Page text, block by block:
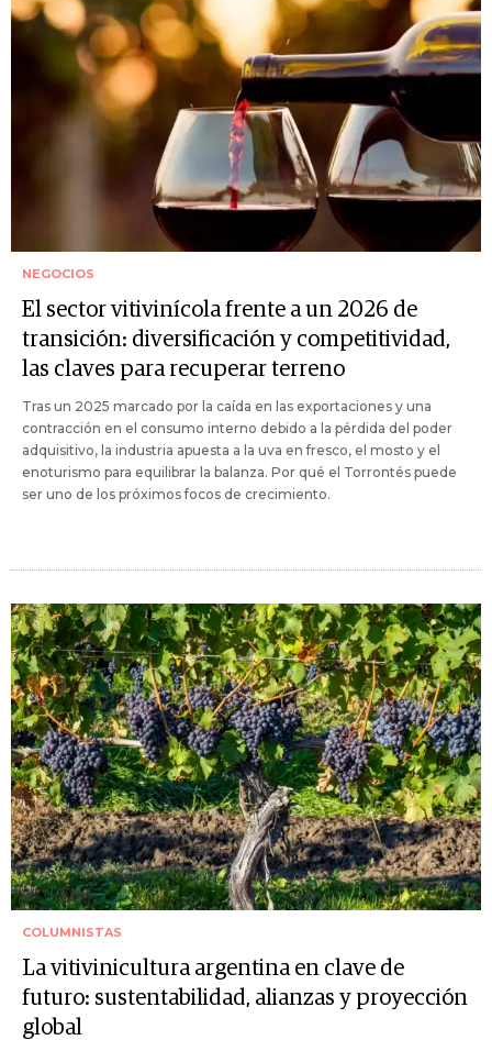
NEGOCIOS
El sector vitivinícola frente a un 2026 de
transición: diversificación y competitividad,
las claves para recuperar terreno
Tras un 2025 marcado por la caída en las exportaciones y una
contracción en el consumo interno debido a la pérdida del poder
adquisitivo, la industria apuesta a la uva en fresco, el mosto y el
enoturismo para equilibrar la balanza. Por qué el Torrontés puede
ser uno de los próximos focos de crecimiento.
COLUMNISTAS
La vitivinicultura argentina en clave de
futuro: sustentabilidad, alianzas y proyección
global